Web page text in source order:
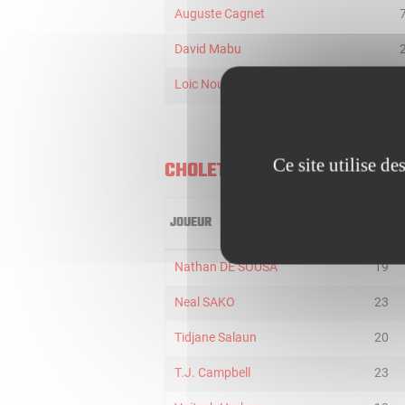
Auguste Cagnet 7
David Mabu 2
Loic Noudogbessi
CHOLET BASKET
JOUEUR
Nathan DE SOUSA 19
Neal SAKO 23
Tidjane Salaun 20
T.J. Campbell 23
Ce site utilise